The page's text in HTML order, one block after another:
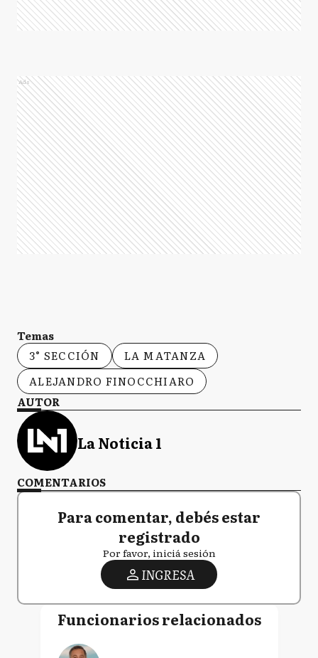
Ads
Temas
3° SECCIÓN
LA MATANZA
ALEJANDRO FINOCCHIARO
AUTOR
La Noticia 1
COMENTARIOS
Para comentar, debés estar
registrado
Por favor, iniciá sesión
INGRESA
Funcionarios relacionados